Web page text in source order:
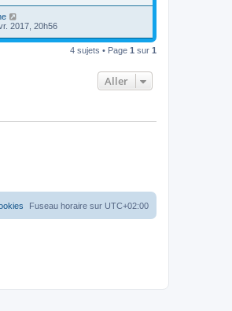
2017, 20h56
4 sujets • Page 1 sur 1
Aller
Fuseau horaire sur UTC+02:00